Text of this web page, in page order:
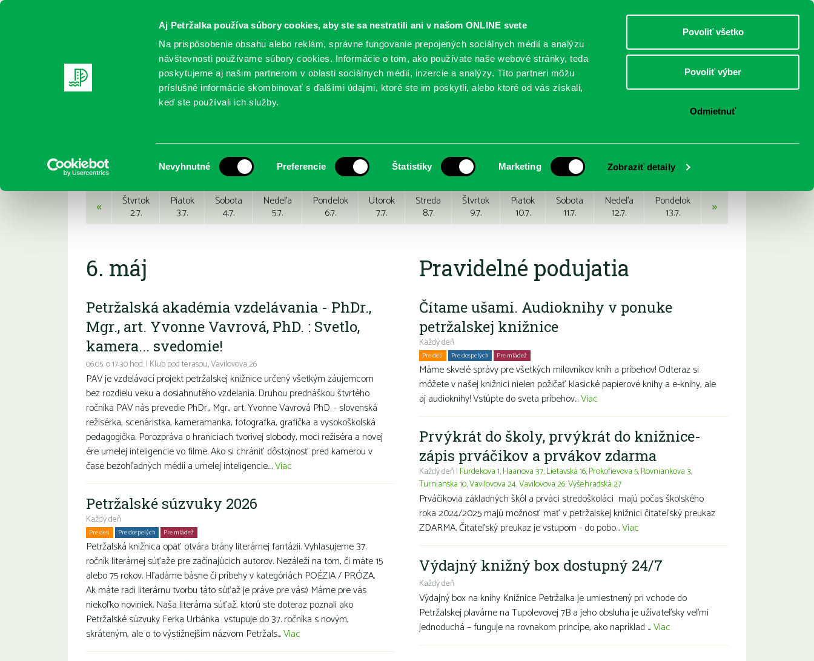
Aj Petržalka používa súbory cookies, aby ste sa nestratili ani v našom ONLINE svete
Na prispôsobenie obsahu alebo reklám, správne fungovanie prepojených sociálnych médií a analýzu
návštevnosti používame súbory cookies. Informácie o tom, ako používate naše webové stránky, teda
poskytujeme aj našim partnerom v oblasti sociálnych médií, inzercie a analýzy. Títo partneri môžu
príslušné informácie skombinovať s ďalšími údajmi, ktoré ste im poskytli, alebo ktoré od vás získali,
keď ste používali ich služby.
súhlasu
Nevyhnutné Preferencie Štatistiky Marketing Zobraziť detaily
Povoliť všetko
Povoliť výber
Odmietnuť
DOSPELÍ
REGISTRUJTE SA ONLINE KATALÓGY SLUŽBY PODUJATIA POBOČKY O KNIŽNICI
Podujatia
« Štvrtok
2.7.
Piatok
3.7.
Sobota
4.7.
Nedeľa
5.7.
Pondelok
6.7.
Utorok
7.7.
Streda
8.7.
Štvrtok
9.7.
Piatok
10.7.
Sobota
11.7.
Nedeľa
12.7.
Pondelok
13.7. »
6. máj
Petržalská akadémia vzdelávania - PhDr.,
Mgr., art. Yvonne Vavrová, PhD. : Svetlo,
kamera... svedomie!
06.05. o 17:30 hod. | Klub pod terasou, Vavilovova 26
PAV je vzdelávací projekt petržalskej knižnice určený všetkým záujemcom
bez rozdielu veku a dosiahnutého vzdelania. Druhou prednáškou štvrtého
ročníka PAV nás prevedie PhDr., Mgr., art. Yvonne Vavrová PhD. - slovenská
režisérka, scenáristka, kameramanka, fotografka, grafička a vysokoškolská
pedagogička. Porozpráva o hraniciach tvorivej slobody, moci režiséra a novej
ére umelej inteligencie vo filme. Ako si chrániť dôstojnosť pred kamerou v
čase bezohľadných médií a umelej inteligencie....Viac
Petržalské súzvuky 2026
Každý deň
Pre deti Pre dospelých Pre mládež
Petržalská knižnica opäť otvára brány literárnej fantázii. Vyhlasujeme 37.
ročník literárnej súťaže pre začínajúcich autorov. Nezáleží na tom, či máte 15
alebo 75 rokov. Hľadáme básne či príbehy v kategóriách POÉZIA / PRÓZA.
Ak máte radi literárnu tvorbu táto súťaž je práve pre vás:) Máme pre vás
niekoľko noviniek. Naša literárna súťaž, ktorú ste doteraz poznali ako
Petržalské súzvuky Ferka Urbánka vstupuje do 37. ročníka s novým,
skráteným, ale o to výstižnejším názvom Petržals...Viac
Pravidelné podujatia
Čítame ušami. Audioknihy v ponuke
petržalskej knižnice
Každý deň
Pre deti Pre dospelých Pre mládež
Máme skvelé správy pre všetkých milovníkov kníh a príbehov! Odteraz si
môžete v našej knižnici nielen požičať klasické papierové knihy a e-knihy, ale
aj audioknihy! Vstúpte do sveta príbehov...Viac
Prvýkrát do školy, prvýkrát do knižnice-
zápis prváčikov a prvákov zdarma
Každý deň | Furdekova 1,Haanova 37,Lietavská 16,Prokofievova 5,Rovniankova 3,
Turnianska 10,Vavilovova 24,Vavilovova 26,Vyšehradská 27
Prváčikovia základných škôl a prváci stredoškoláci majú počas školského
roka 2024/2025 majú možnosť mať v petržalskej knižnici čitateľský preukaz
ZDARMA. Čitateľský preukaz je vstupom - do pobo...Viac
Výdajný knižný box dostupný 24/7
Každý deň
Výdajný box na knihy Knižnice Petržalka je umiestnený pri vchode do
Petržalskej plavárne na Tupolevovej 7B a jeho obsluha je užívateľsky veľmi
jednoduchá – funguje na rovnakom princípe, ako napríklad ...Viac